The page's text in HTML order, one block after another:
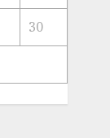
30